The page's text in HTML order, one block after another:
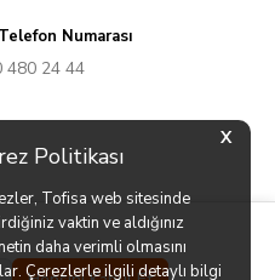
X
Politikası
Tofisa web sitesinde
vaktin ve aldığınız
daha verimli olmasını
Çerezlerle ilgili detaylı bilgi
Telefon Numarası
480 24 44